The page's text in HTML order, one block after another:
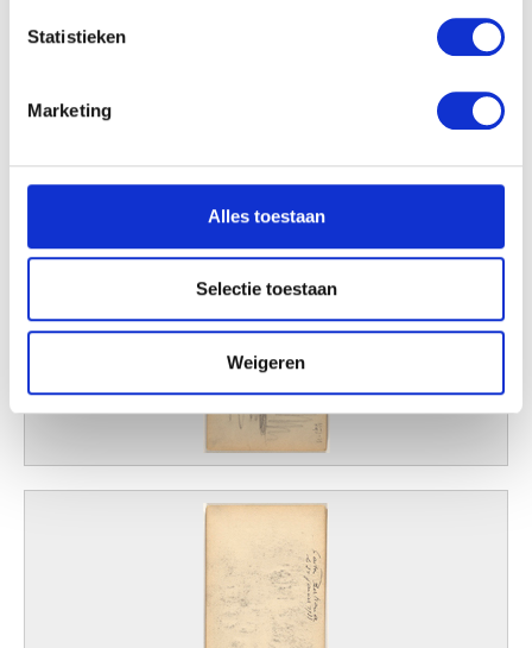
detailgedeeltein.
U kunt uw toestemming op elk moment wijzigen of
We gebruiken cookies om content en advertenties te
personaliseren, om functies voor social media te bieden
en om ons websiteverkeer te analyseren. Ook delen we
informatie over uw gebruik van onze site met onze
partners voor social media, adverteren en analyse. Deze
verzameld op basis van uw gebruik van hun services.
Statistieken
Marketing
Alles toestaan
Selectie toestaan
Weigeren